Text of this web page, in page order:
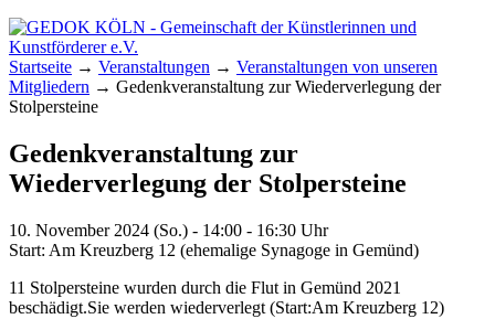
GEDOK KÖLN
Gemeinschaft der Künstlerinnen und
Kunstförderer e.V.
Startseite → Veranstaltungen → Veranstaltungen von unseren
Mitgliedern → Gedenkveranstaltung zur Wiederverlegung der
Stolpersteine
Gedenkveranstaltung zur
Wiederverlegung der Stolpersteine
10. November 2024 (So.) - 14:00 - 16:30 Uhr
Start: Am Kreuzberg 12 (ehemalige Synagoge in Gemünd)
11 Stolpersteine wurden durch die Flut in Gemünd 2021
beschädigt.Sie werden wiederverlegt (Start:Am Kreuzberg 12)